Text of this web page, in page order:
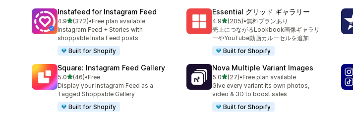
Instafeed for Instagram Feed
4.95つ星中
(372)
合計レビュー数：372件
•Free plan available
Instagram Feed + Stories with
shoppable Insta Feed posts
Built for Shopify
Essential グリッド ギャラリー
4.95つ星中
(205)
合計レビュー数：205件
•無料プランあり
売上につながるLookbook画像ギャラリ
ーやYouTube動画カルーセルを追加
Built for Shopify
Square: Instagram Feed Gallery
5.05つ星中
(46)
合計レビュー数：46件
•Free
Display your Instagram Feed as a
Tagged Shoppable Gallery
Built for Shopify
Nova Multiple Variant Images
5.05つ星中
(27)
合計レビュー数：27件
•Free plan available
Give every variant its own photos,
video & 3D to boost sales
Built for Shopify